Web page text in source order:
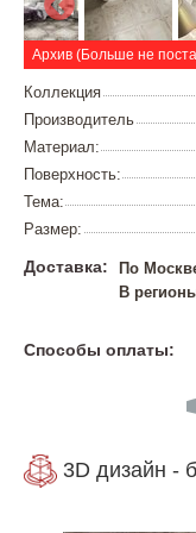
Архив (Больше не
Коллекция
Производитель
Материал:
Поверхность:
Тема:
Размер:
Доставка: По
В
Способы оплаты:
3D дизайн -